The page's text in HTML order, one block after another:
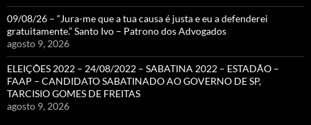
09/08/26 – “Jura-me que a tua causa é justa e eu a defenderei
gratuitamente.” Santo Ivo – Patrono dos Advogados
agosto 9, 2026
ELEIÇÕES 2022 – 24/08/2022 – SABATINA 2022 – ESTADÃO –
FAAP – CANDIDATO SABATINADO AO GOVERNO DE SP,
TARCISIO GOMES DE FREITAS
agosto 9, 2026